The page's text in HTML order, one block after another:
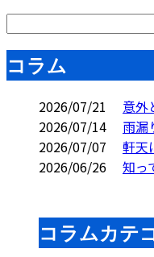
コラム
2026/07/21
意外
2026/07/14
雨漏
2026/07/07
軒天
2026/06/26
知っ
コラムカテ